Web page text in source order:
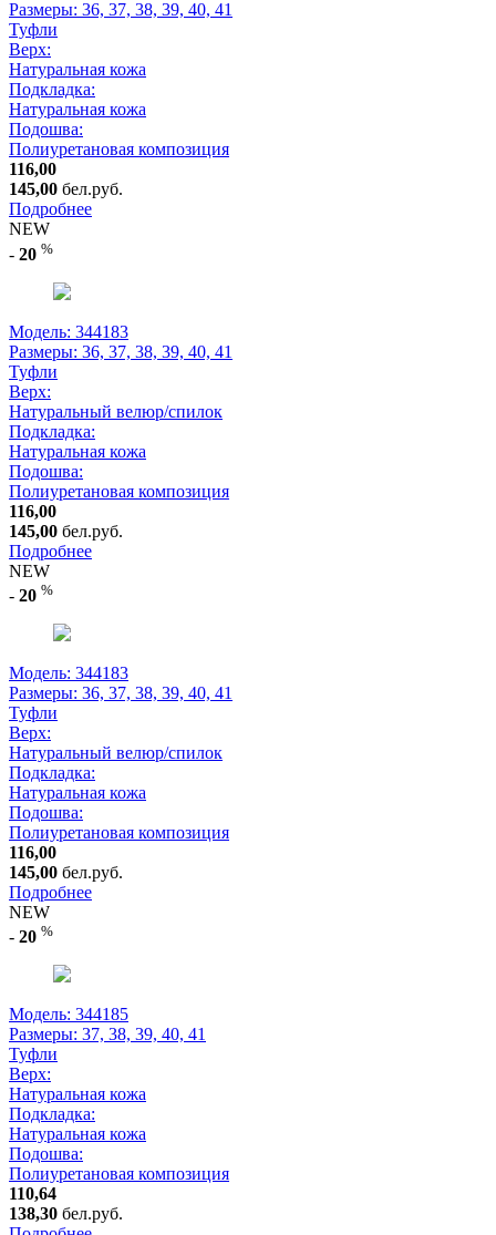
Размеры: 36, 37, 38, 39, 40, 41
Туфли
Верх:
Натуральная кожа
Подкладка:
Натуральная кожа
Подошва:
Полиуретановая композиция
116,00
145,00 бел.руб.
Подробнее
NEW
- 20 %
Модель: 344183
Размеры: 36, 37, 38, 39, 40, 41
Туфли
Верх:
Натуральный велюр/спилок
Подкладка:
Натуральная кожа
Подошва:
Полиуретановая композиция
116,00
145,00 бел.руб.
Подробнее
NEW
- 20 %
Модель: 344183
Размеры: 36, 37, 38, 39, 40, 41
Туфли
Верх:
Натуральный велюр/спилок
Подкладка:
Натуральная кожа
Подошва:
Полиуретановая композиция
116,00
145,00 бел.руб.
Подробнее
NEW
- 20 %
Модель: 344185
Размеры: 37, 38, 39, 40, 41
Туфли
Верх:
Натуральная кожа
Подкладка:
Натуральная кожа
Подошва:
Полиуретановая композиция
110,64
138,30 бел.руб.